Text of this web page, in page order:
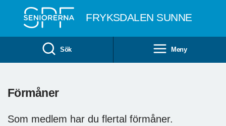
FRYKSDALEN SUNNE
Sök Meny
Förmåner
Som medlem har du flertal förmåner.